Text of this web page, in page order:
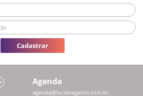
Cadastrar
Agenda
agenda@lucianagenro.com.br